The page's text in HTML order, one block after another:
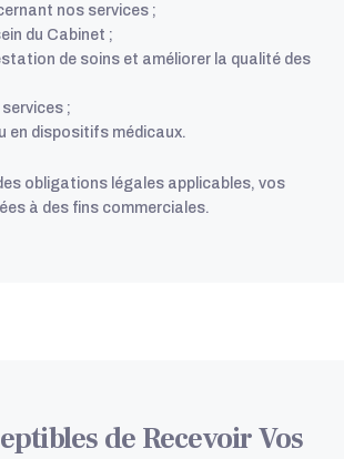
nos services ;
du Cabinet ;
de soins et améliorer la qualité des
;
en dispositifs médicaux.
obligations légales applicables, vos
à des fins commerciales.
de Recevoir Vos